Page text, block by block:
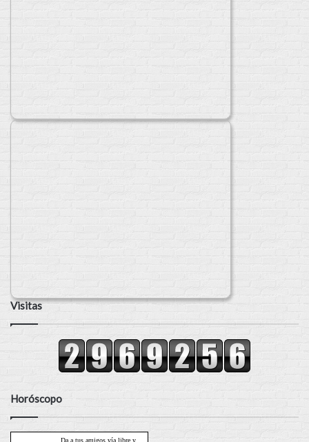
Visitas
Horóscopo